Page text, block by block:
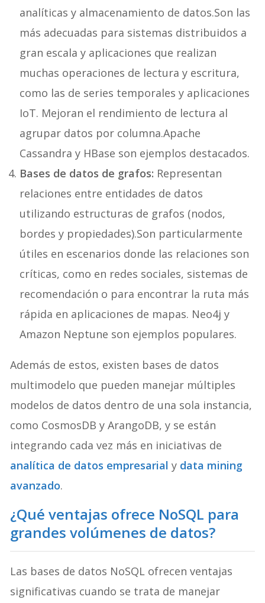
analíticas y almacenamiento de datos.Son las
más adecuadas para sistemas distribuidos a
gran escala y aplicaciones que realizan
muchas operaciones de lectura y escritura,
como las de series temporales y aplicaciones
IoT. Mejoran el rendimiento de lectura al
agrupar datos por columna.Apache
Cassandra y HBase son ejemplos destacados.
Bases de datos de grafos: Representan
relaciones entre entidades de datos
utilizando estructuras de grafos (nodos,
bordes y propiedades).Son particularmente
útiles en escenarios donde las relaciones son
críticas, como en redes sociales, sistemas de
recomendación o para encontrar la ruta más
rápida en aplicaciones de mapas. Neo4j y
Amazon Neptune son ejemplos populares.
Además de estos, existen bases de datos
multimodelo que pueden manejar múltiples
modelos de datos dentro de una sola instancia,
como CosmosDB y ArangoDB, y se están
integrando cada vez más en iniciativas de
analítica de datos empresarial y data mining
avanzado.
¿Qué ventajas ofrece NoSQL para
grandes volúmenes de datos?
Las bases de datos NoSQL ofrecen ventajas
significativas cuando se trata de manejar